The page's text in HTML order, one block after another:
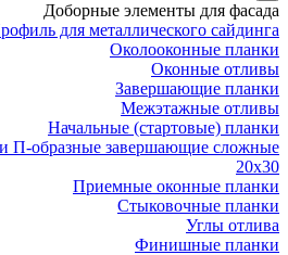
Доборные элементы для фасада
для металлического сайдинга
Околооконные планки
Оконные отливы
Завершающие планки
Межэтажные отливы
Начальные (стартовые) планки
П-образные завершающие сложные
20x30
Приемные оконные планки
Стыковочные планки
Углы отлива
Финишные планки